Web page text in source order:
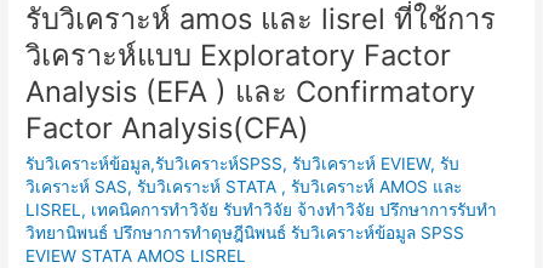
รับวิเคราะห์ amos และ lisrel ที่ใช้การ
วิเคราะห์แบบ Exploratory Factor
Analysis (EFA ) และ Confirmatory
Factor Analysis(CFA)
รับวิเคราะห์ข้อมูล,รับวิเคราะห์SPSS, รับวิเคราะห์ EVIEW, รับ
วิเคราะห์ SAS, รับวิเคราะห์ STATA , รับวิเคราะห์ AMOS และ
LISREL , เทคนิคการทำวิจัย รับทำวิจัย จ้างทำวิจัย ปรึกษาการรับทำ
วิทยานิพนธ์ ปรึกษาการทำดุษฎีนิพนธ์ รับวิเคราะห์ข้อมูล SPSS
EVIEW STATA AMOS LISREL
รับ
วิเคราะห์
amos
และ
lisrel
ใช้
การ
วิเคราะห์
แบบ